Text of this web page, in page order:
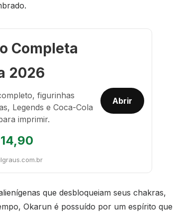
Completa
2026
figurinhas
Legends e Coca-Cola
imprimir.
Abrir
que desbloqueiam seus chakras,
Okarun é possuído por um espírito que